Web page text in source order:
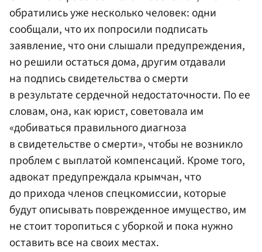
обратились уже несколько человек: одни
сообщали, что их попросили подписать
заявление, что они слышали предупреждения,
но решили остаться дома, другим отдавали
на подпись свидетельства о смерти
в результате сердечной недостаточности. По ее
словам, она, как юрист, советовала им
«добиваться правильного диагноза
в свидетельстве о смерти», чтобы не возникло
проблем с выплатой компенсаций. Кроме того,
адвокат предупреждала крымчан, что
до прихода членов спецкомиссии, которые
будут описывать поврежденное имущество, им
не стоит торопиться с уборкой и пока нужно
оставить все на своих местах.